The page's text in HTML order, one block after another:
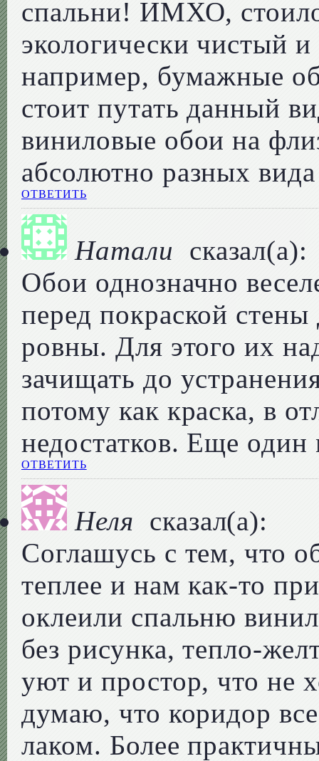
спальни! ИМХО,
экологически чистый
например, бумажные
стоит путать данный
виниловые обои на
абсолютно разных
ОТВЕТИТЬ
Натали
сказал(а):
Обои однозначно
перед покраской
ровны. Для этого их
зачищать до
потому как краска, в
недостатков. Еще
ОТВЕТИТЬ
Неля сказал(а):
Соглашусь с тем, что
теплее и нам как-то
оклеили спальню
без рисунка, тепло-
уют и простор, что не
думаю, что коридор
лаком. Более